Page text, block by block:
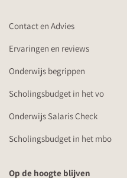
Contact en Advies
Ervaringen en reviews
Onderwijs begrippen
Scholingsbudget in het vo
Onderwijs Salaris Check
Scholingsbudget in het mbo
Op de hoogte blijven